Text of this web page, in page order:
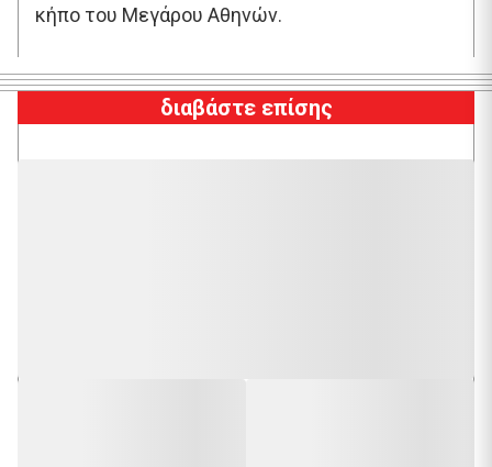
κήπο του Μεγάρου Αθηνών.
διαβάστε επίσης